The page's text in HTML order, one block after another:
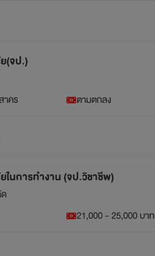
(จป.)
าคร ตามตกลง
นการทำงาน (จป.วิชาชีพ)
21,000 - 25,000 บาท